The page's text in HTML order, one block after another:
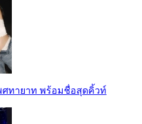
ศทายาท พร้อมชื่อสุดคิ้วท์